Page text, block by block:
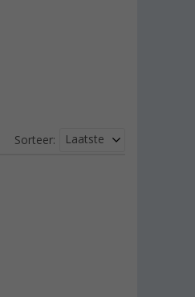
Sorteer: Laatste